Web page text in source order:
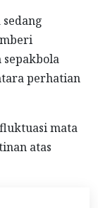
perhatian
mata
atas